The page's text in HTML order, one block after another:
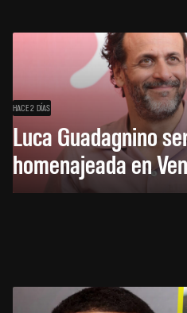
HACE 2 DÍAS
Luca Guadagnino
homenajeada en